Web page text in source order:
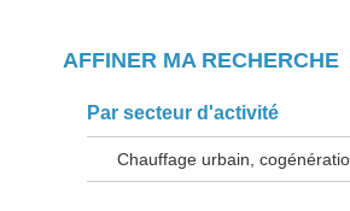
AFFINER MA RECHERCHE
Par secteur d'activité
Chauffage urbain,